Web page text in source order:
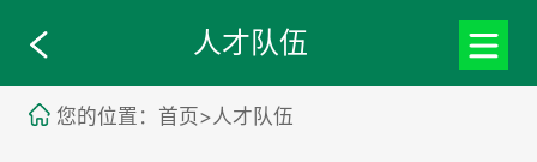
人才队伍
您的位置：首页>人才队伍